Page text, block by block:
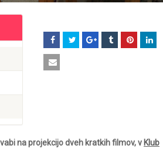
na projekcijo dveh kratkih filmov, v Klub